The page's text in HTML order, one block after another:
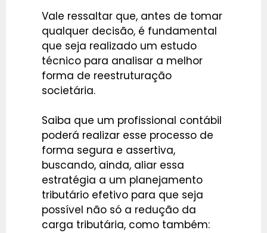
Vale ressaltar que, antes de tomar
qualquer decisão, é fundamental
que seja realizado um estudo
técnico para analisar a melhor
forma de reestruturação
societária.
Saiba que um profissional contábil
poderá realizar esse processo de
forma segura e assertiva,
buscando, ainda, aliar essa
estratégia a um planejamento
tributário efetivo para que seja
possível não só a redução da
carga tributária, como também: